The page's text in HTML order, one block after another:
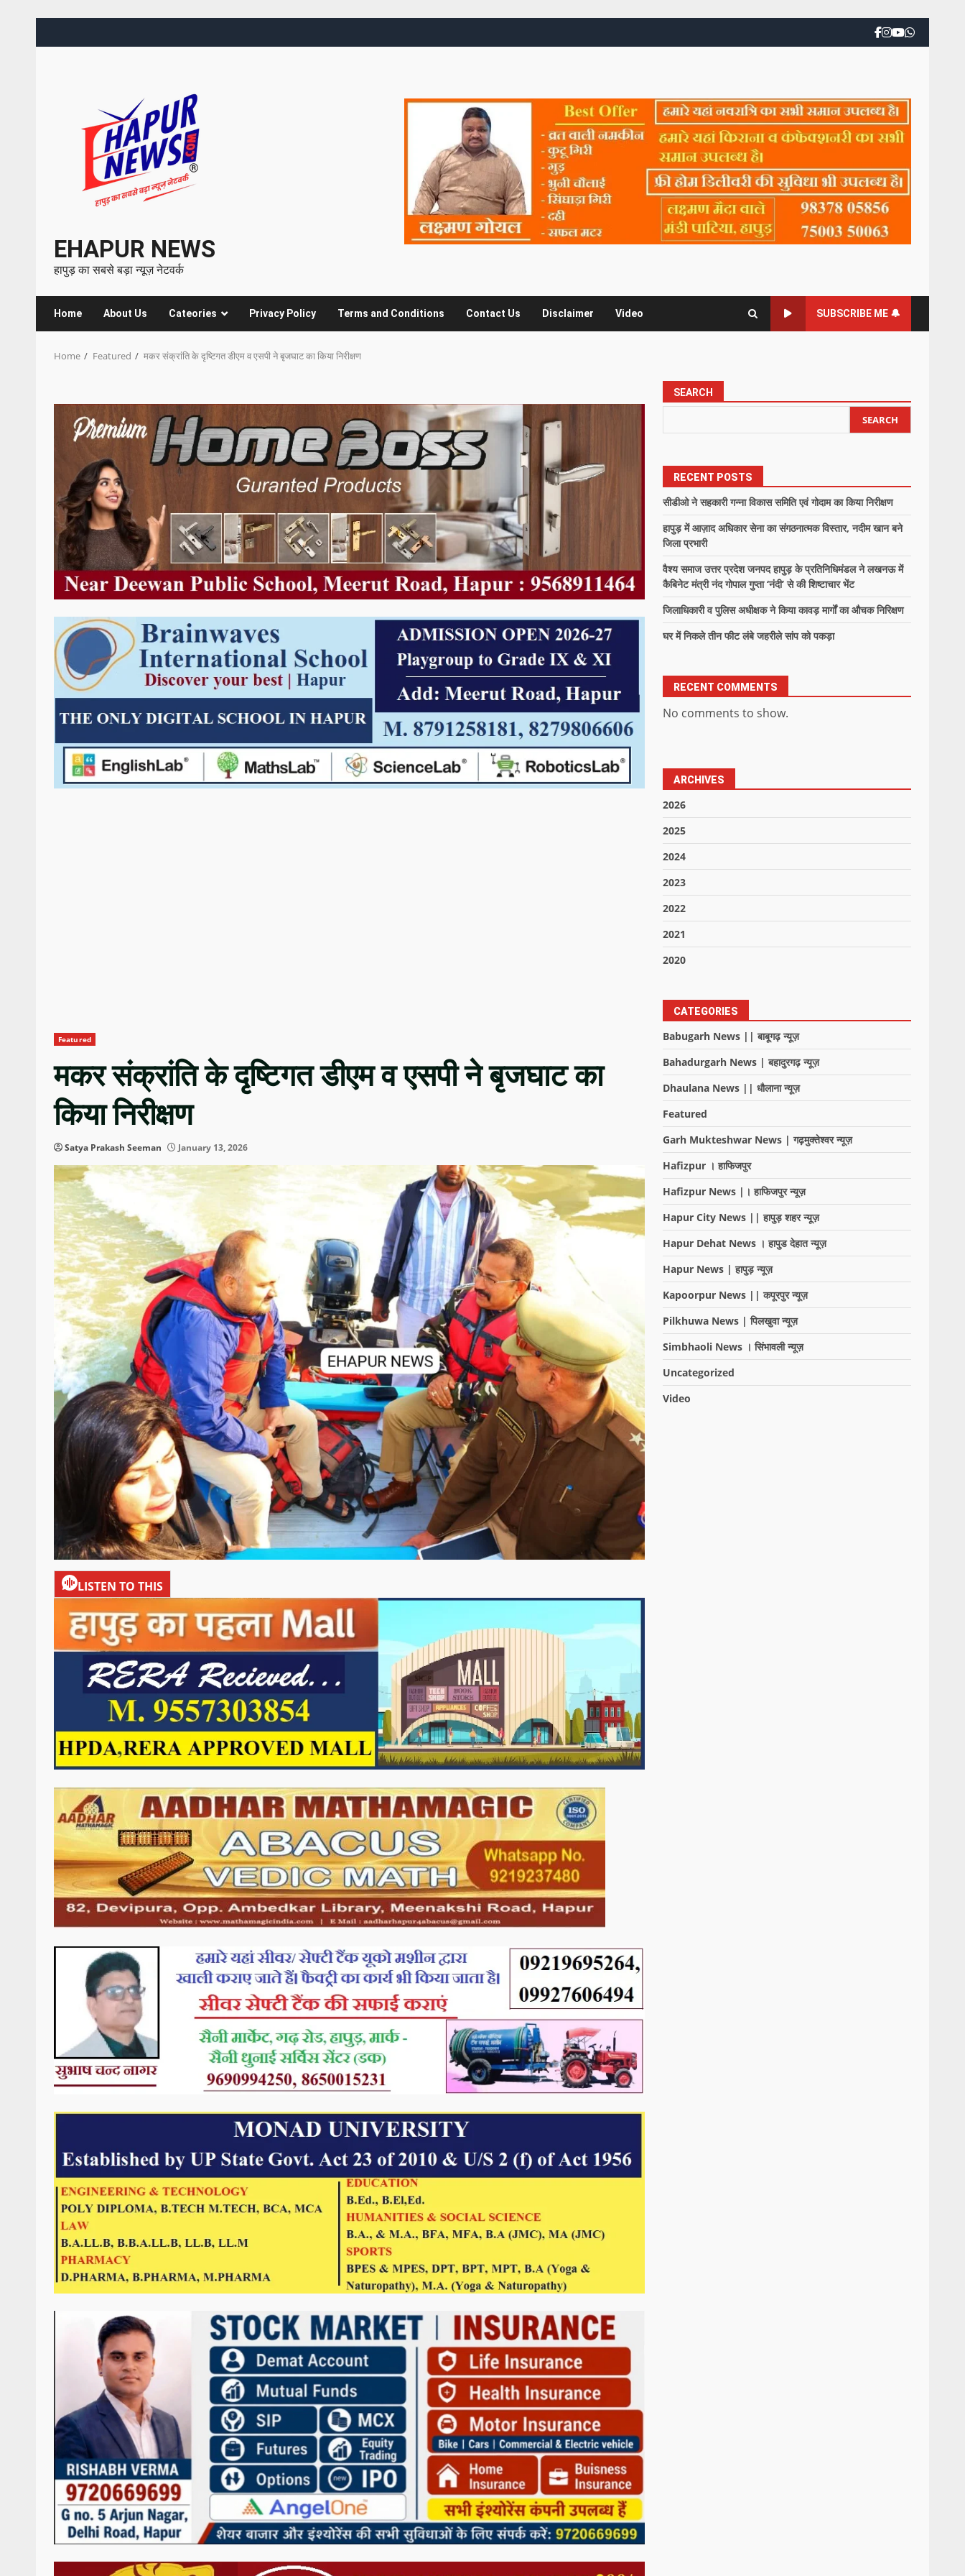
EHAPUR NEWS
हापुड़ का सबसे बड़ा न्यूज़ नेटवर्क
Home About Us Cateories Privacy Policy Terms and Conditions Contact Us Disclaimer Video SUBSCRIBE ME 🔔
Home Featured मकर संक्रांति के दृष्टिगत डीएम व एसपी ने बृजघाट का किया निरीक्षण
Featured
मकर संक्रांति के दृष्टिगत डीएम व एसपी ने बृजघाट का
किया निरीक्षण
Satya Prakash Seeman January 13, 2026
LISTEN TO THIS
SEARCH
SEARCH
RECENT POSTS
सीडीओ ने सहकारी गन्ना विकास समिति एवं गोदाम का किया निरीक्षण
हापुड़ में आज़ाद अधिकार सेना का संगठनात्मक विस्तार, नदीम खान बने
जिला प्रभारी
वैश्य समाज उत्तर प्रदेश जनपद हापुड़ के प्रतिनिधिमंडल ने लखनऊ में
कैबिनेट मंत्री नंद गोपाल गुप्ता ‘नंदी’ से की शिष्टाचार भेंट
जिलाधिकारी व पुलिस अधीक्षक ने किया कावड़ मार्गों का औचक निरिक्षण
घर में निकले तीन फीट लंबे जहरीले सांप को पकड़ा
RECENT COMMENTS
No comments to show.
ARCHIVES
2026
2025
2024
2023
2022
2021
2020
CATEGORIES
Babugarh News || बाबूगढ़ न्यूज़
Bahadurgarh News | बहादुरगढ़ न्यूज़
Dhaulana News || धौलाना न्यूज़
Featured
Garh Mukteshwar News | गढ़मुक्तेश्वर न्यूज़
Hafizpur । हाफिजपुर
Hafizpur News |। हाफिजपुर न्यूज़
Hapur City News || हापुड़ शहर न्यूज़
Hapur Dehat News । हापुड देहात न्यूज़
Hapur News | हापुड़ न्यूज़
Kapoorpur News || कपूरपुर न्यूज़
Pilkhuwa News | पिलखुवा न्यूज़
Simbhaoli News । सिंभावली न्यूज़
Uncategorized
Video